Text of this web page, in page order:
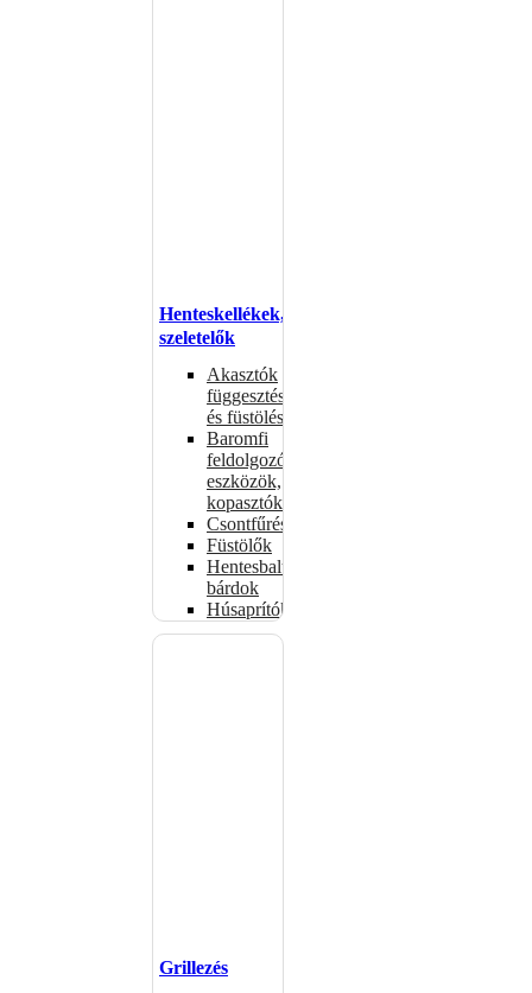
Henteskellékek,
szeletelők
Akasztók
függesztéshez
és füstöléshez
Baromfi
feldolgozó
eszközök,
kopasztók
Csontfűrészek
Füstölők
Hentesbalták,
bárdok
Húsaprítók
Grillezés